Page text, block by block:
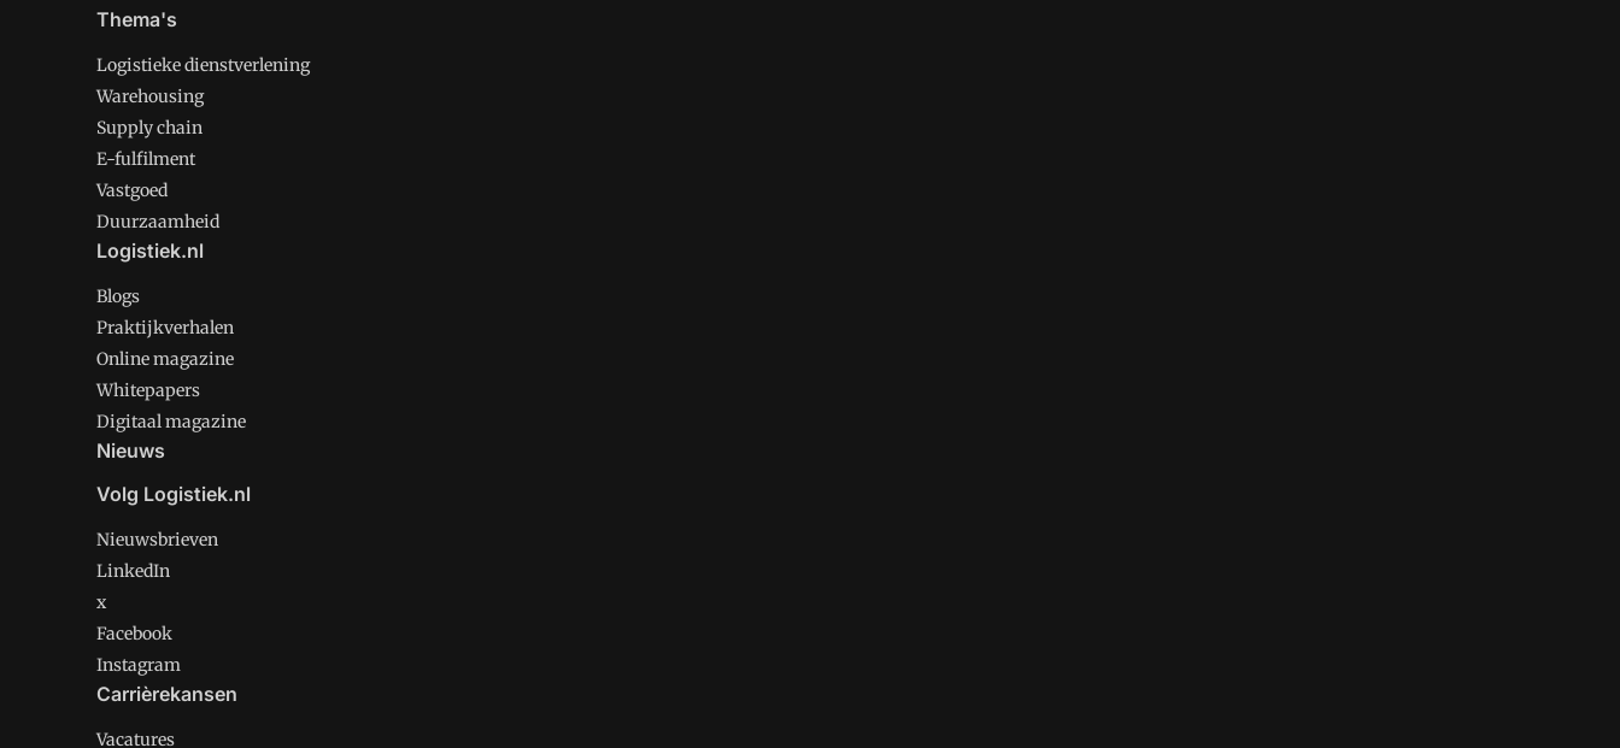
Thema's
Logistieke dienstverlening
Warehousing
Supply chain
E-fulfilment
Vastgoed
Duurzaamheid
Logistiek.nl
Blogs
Praktijkverhalen
Online magazine
Whitepapers
Digitaal magazine
Nieuws
Volg Logistiek.nl
Nieuwsbrieven
LinkedIn
x
Facebook
Instagram
Carrièrekansen
Vacatures